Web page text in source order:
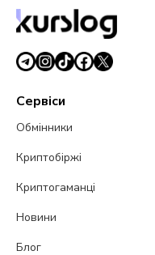
Сервіси
Обмінники
Криптобіржі
Криптогаманці
Новини
Блог